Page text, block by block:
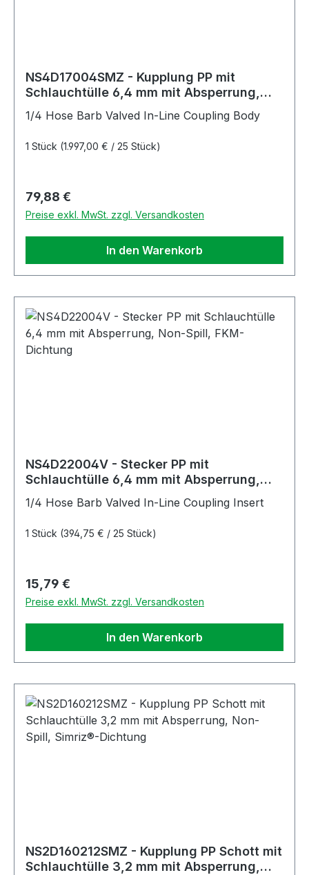
NS4D17004SMZ - Kupplung PP mit
Schlauchtülle 6,4 mm mit Absperrung,
1/4 Hose Barb Valved In-Line Coupling Body
1 Stück (1.997,00 € / 25 Stück)
Regulärer Preis:
79,88 €
Preise exkl. MwSt. zzgl. Versandkosten
In den Warenkorb
NS4D22004V - Stecker PP mit
Schlauchtülle 6,4 mm mit Absperrung,
1/4 Hose Barb Valved In-Line Coupling Insert
1 Stück (394,75 € / 25 Stück)
Regulärer Preis:
15,79 €
Preise exkl. MwSt. zzgl. Versandkosten
In den Warenkorb
NS2D160212SMZ - Kupplung PP Schott mit
Schlauchtülle 3,2 mm mit Absperrung,